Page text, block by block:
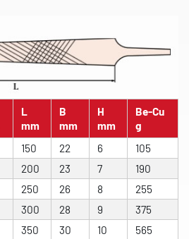
L
mm
B
mm
H
mm
Be-Cu
g
150 22 6
105
200 23 7
190
250 26 8
255
300 28 9
375
350 30 10 565